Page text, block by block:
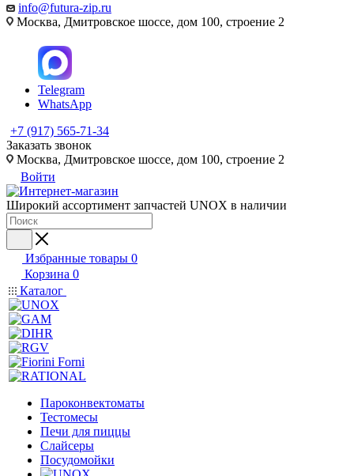
info@futura-zip.ru
Москва, Дмитровское шоссе, дом 100, строение 2
Telegram
WhatsApp
+7 (917) 565-71-34
Заказать звонок
Москва, Дмитровское шоссе, дом 100, строение 2
Войти
Широкий ассортимент запчастей UNOX в наличии
Избранные товары 0
Корзина 0
Каталог
Пароконвектоматы
Тестомесы
Печи для пиццы
Слайсеры
Посудомойки